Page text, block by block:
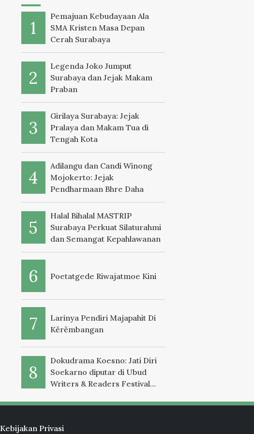
Pemajuan Kebudayaan Ala
SMA Kristen Masa Depan
Cerah Surabaya
Legenda Joko Jumput
Surabaya dan Jejak Makam
Praban
Girilaya Surabaya: Jejak
Pralaya dan Makam Tua di
Tengah Kota
Adilangu dan Candi Winong
Mojokerto: Jejak
Pendharmaan Bhre Daha
Halal Bihalal MASTRIP
Surabaya Perkuat Silaturahmi
dan Semangat Kepahlawanan
Poetatgede Riwajatmoe Kini
Larinya Pendiri Majapahit Di
Kěrěmbangan
Dokudrama Koesno: Jati Diri
Soekarno diputar di Ubud
Writers & Readers Festival
Kebijakan Privasi